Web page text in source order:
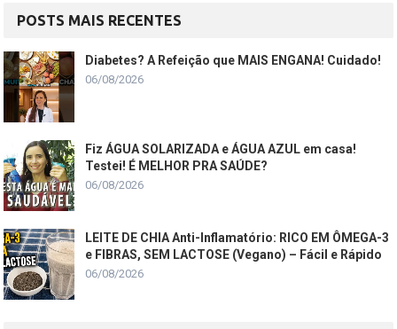
POSTS MAIS RECENTES
Diabetes? A Refeição que MAIS ENGANA! Cuidado!
06/08/2026
Fiz ÁGUA SOLARIZADA e ÁGUA AZUL em casa!
Testei! É MELHOR PRA SAÚDE?
06/08/2026
LEITE DE CHIA Anti-Inflamatório: RICO EM ÔMEGA-3
e FIBRAS, SEM LACTOSE (Vegano) – Fácil e Rápido
06/08/2026